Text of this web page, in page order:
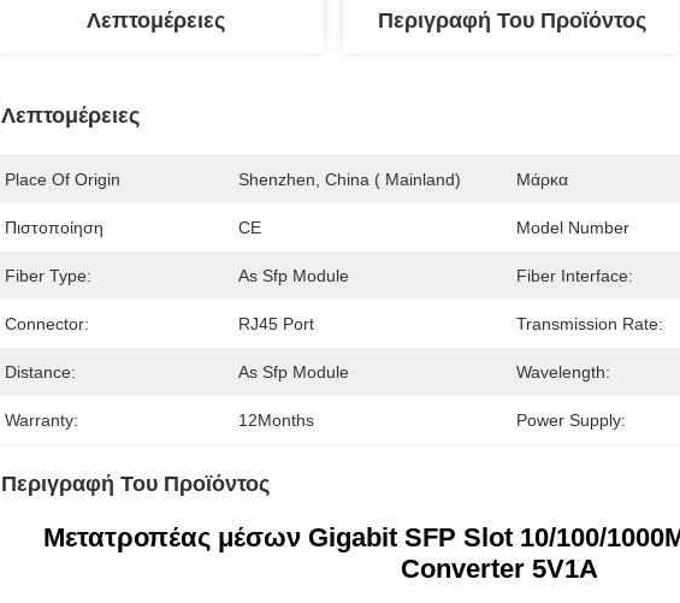
Λεπτομέρειες Περιγραφή Του Προϊόντος
Λεπτομέρειες
Place Of Origin Shenzhen, China ( Mainland) Μάρκα
Πιστοποίηση CE Model Number
Fiber Type: As Sfp Module Fiber Interface:
Connector: RJ45 Port Transmission Rate:
Distance: As Sfp Module Wavelength:
Warranty: 12Months Power Supply:
Περιγραφή Του Προϊόντος
Μετατροπέας μέσων Gigabit SFP Slot 10/100/
Converter 5V1A